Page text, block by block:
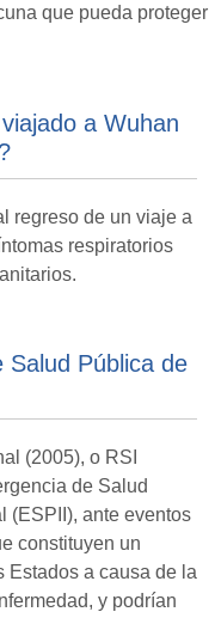
que pueda proteger
a Wuhan
regreso de un viaje a
respiratorios
Salud Pública de
(2005), o RSI
de Salud
(ESPII), ante eventos
constituyen un
Estados a causa de la
y podrían